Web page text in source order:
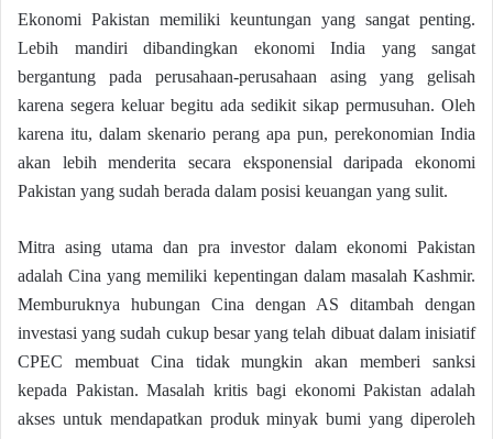
Ekonomi Pakistan memiliki keuntungan yang sangat penting.
Lebih mandiri dibandingkan ekonomi India yang sangat
bergantung pada perusahaan-perusahaan asing yang gelisah
karena segera keluar begitu ada sedikit sikap permusuhan. Oleh
karena itu, dalam skenario perang apa pun, perekonomian India
akan lebih menderita secara eksponensial daripada ekonomi
Pakistan yang sudah berada dalam posisi keuangan yang sulit.
Mitra asing utama dan pra investor dalam ekonomi Pakistan
adalah Cina yang memiliki kepentingan dalam masalah Kashmir.
Memburuknya hubungan Cina dengan AS ditambah dengan
investasi yang sudah cukup besar yang telah dibuat dalam inisiatif
CPEC membuat Cina tidak mungkin akan memberi sanksi
kepada Pakistan. Masalah kritis bagi ekonomi Pakistan adalah
akses untuk mendapatkan produk minyak bumi yang diperoleh